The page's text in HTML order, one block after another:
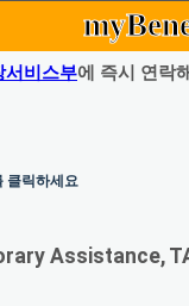
서비스부에 즉시 연락
클릭하세요
Assistance,